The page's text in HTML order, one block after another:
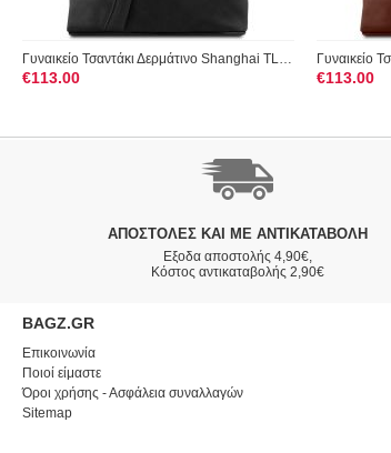
Γυναικείο Τσαντάκι Δερμάτινο Shanghai TL140963 Μαύρο Tuscany ...
€113.00 €113.00
ΑΠΟΣΤΟΛΈΣ ΚΑΙ ΜΕ ΑΝΤΙΚΑΤΑΒΟΛΗ
Εξοδα αποστολής 4,90€,
Κόστος αντικαταβολής 2,90€
BAGZ.GR
Επικοινωνία
Ποιοί είμαστε
Όροι χρήσης - Ασφάλεια συναλλαγών
Sitemap